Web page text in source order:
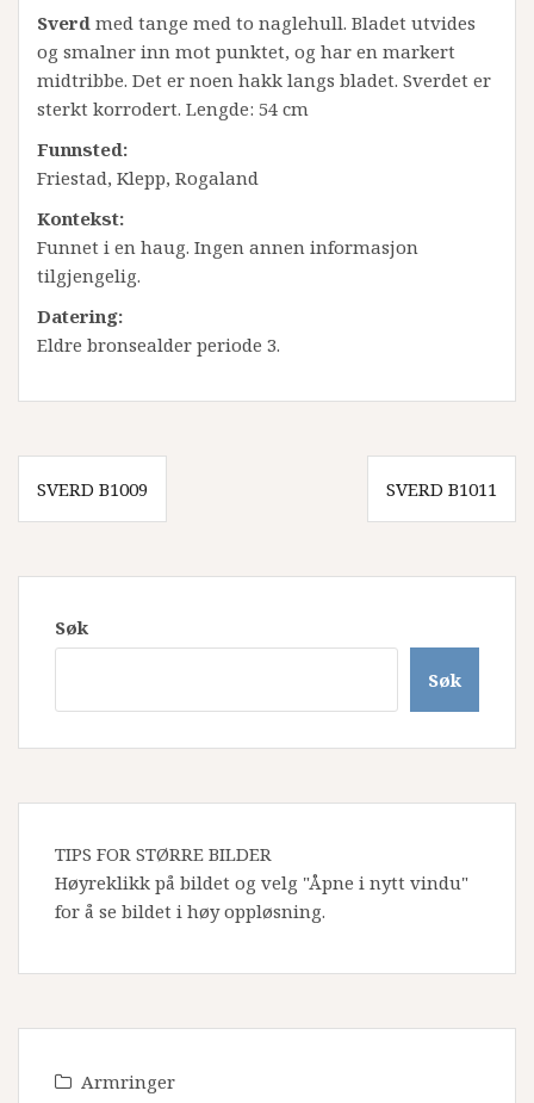
Sverd med tange med to naglehull. Bladet utvides
og smalner inn mot punktet, og har en markert
midtribbe. Det er noen hakk langs bladet. Sverdet er
sterkt korrodert. Lengde: 54 cm
Funnsted:
Friestad, Klepp, Rogaland
Kontekst:
Funnet i en haug. Ingen annen informasjon
tilgjengelig.
Datering:
Eldre bronsealder periode 3.
Innleggsnavigasjon
SVERD B1009 SVERD B1011
Søk
Søk
TIPS FOR STØRRE BILDER
Høyreklikk på bildet og velg "Åpne i nytt vindu"
for å se bildet i høy oppløsning.
Armringer